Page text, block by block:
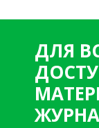
ДЛЯ